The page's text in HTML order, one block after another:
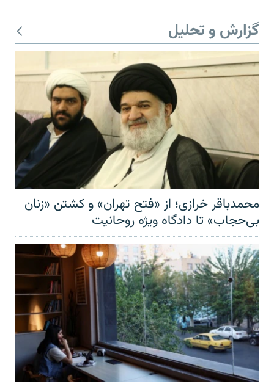
گزارش و تحلیل
محمدباقر خرازی؛ از «فتح تهران» و کشتن «زنان
بی‌حجاب» تا دادگاه ویژه روحانیت